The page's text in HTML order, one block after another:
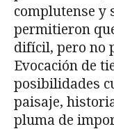
complutense y
permitieron
difícil, pero no
Evocación de
posibilidades
paisaje,
pluma de